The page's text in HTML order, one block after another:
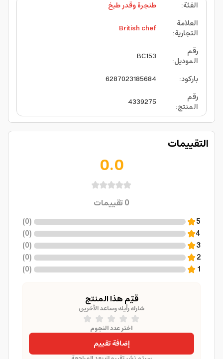
الفئة:
طنجرة وقدر طبخ
العلامة
التجارية:
British chef
رقم
الموديل:
BC153
باركود:
6287023185684
رقم
المنتج:
4339275
التقييمات
0.0
0تقييمات
5
(
0
)
4
(
0
)
3
(
0
)
2
(
0
)
1
(
0
)
قيّم هذا المنتج
شارك رأيك وساعد الآخرين
اختر عدد النجوم
إضافة تقييم